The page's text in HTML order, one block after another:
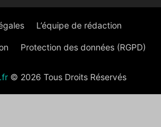
L’équipe de rédaction
Protection des données (RGPD)
© 2026 Tous Droits Réservés